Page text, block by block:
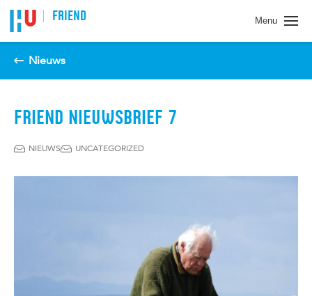
Spring naar pagina inhoud
FRIEND Menu
Nieuws
FRIEND NIEUWSBRIEF 7
NIEUWS UNCATEGORIZED